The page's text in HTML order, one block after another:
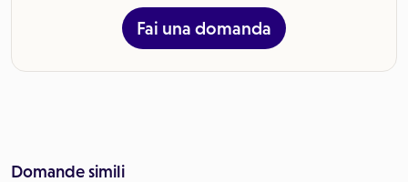
Fai una domanda
Domande simili